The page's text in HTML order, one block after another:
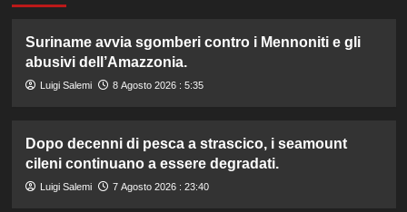
Suriname avvia sgomberi contro i Mennoniti e gli
abusivi dell’Amazzonia.
Luigi Salemi 8 Agosto 2026 : 5:35
Dopo decenni di pesca a strascico, i seamount
cileni continuano a essere degradati.
Luigi Salemi 7 Agosto 2026 : 23:40